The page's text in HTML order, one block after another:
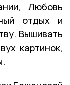
Любовь
отдых и
Вышивать
картинок,